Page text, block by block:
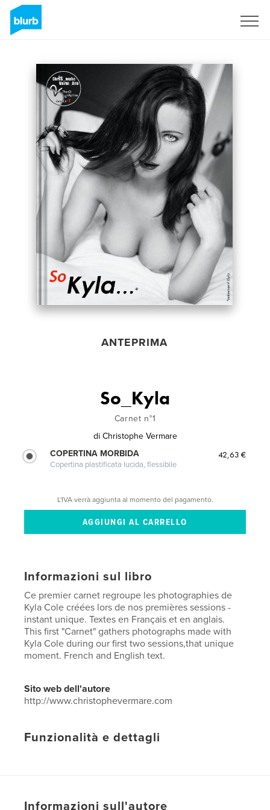
ANTEPRIMA
So_Kyla
Carnet n°1
di Christophe Vermare
COPERTINA MORBIDA
Copertina plastificata lucida, flessibile
42,63 €
L'IVA verrà aggiunta al momento del pagamento.
Informazioni sul libro
Ce premier carnet regroupe les photographies de
Kyla Cole créées lors de nos premières sessions -
instant unique. Textes en Français et en anglais.
This first "Carnet" gathers photographs made with
Kyla Cole during our first two sessions,that unique
moment. French and English text.
Sito web dell'autore
http://www.christophevermare.com
Funzionalità e dettagli
Data di pubblicazione:nov 06, 2007
Informazioni sull'autore